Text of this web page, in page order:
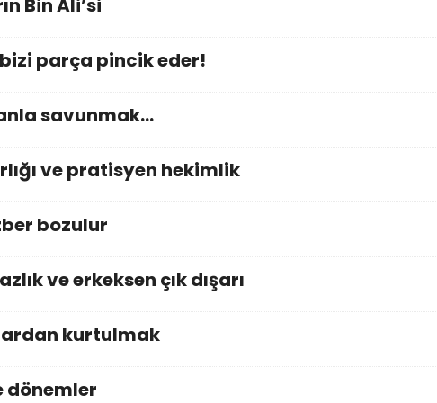
Bin Ali’si
parça pincik eder!
savunmak…
ve pratisyen hekimlik
bozulur
ve erkeksen çık dışarı
kurtulmak
dönemler